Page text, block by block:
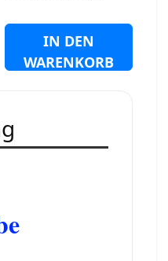
IN DEN
WARENKORB